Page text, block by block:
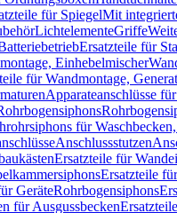
für SpiegelMit
LichtelementeGriffe
Ersatzteile für
Einhebelmischer
für Wandmontage,
Apparateanschlüsse
für
Anschlussstutzen
Ersatzteile für
Ersatzteile
GeräteRohrbogensiphons
für Ausgussbecken